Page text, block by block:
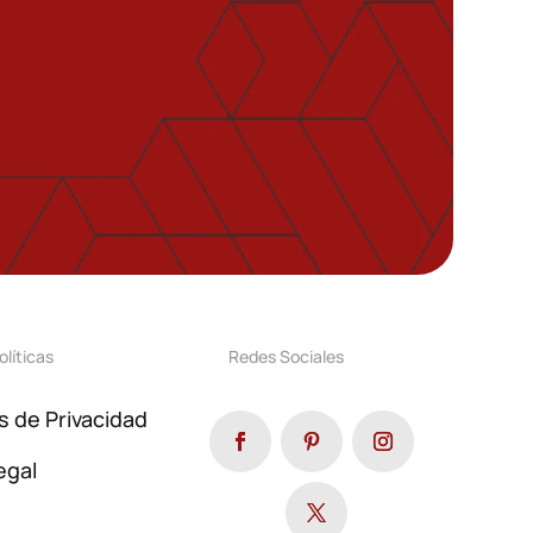
de Privacidad
Redes Sociales